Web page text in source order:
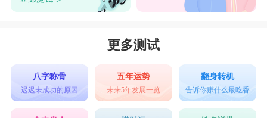
2 男的女的?
3 为什么电话不接消息不回?
5 你的朋友圈为什么没有我的照片?
更多测试
八字称骨
迟迟未成功的原因
五年运势
未来5年发展一览
翻身转机
告诉你赚什么最吃香